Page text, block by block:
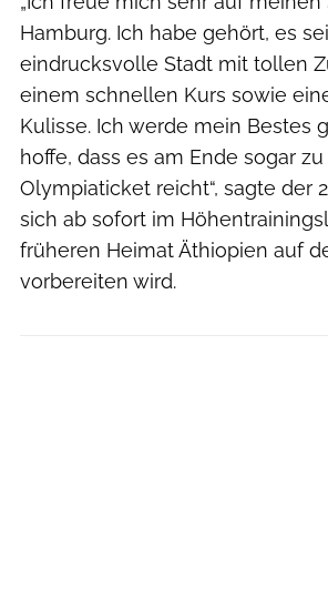
Hamburg. Ich habe gehört, es
eindrucksvolle Stadt mit tollen
einem schnellen Kurs sowie
Kulisse. Ich werde mein Bestes
hoffe, dass es am Ende sogar
Olympiaticket reicht“, sagte der
sich ab sofort im
früheren Heimat Äthiopien auf
vorbereiten wird.